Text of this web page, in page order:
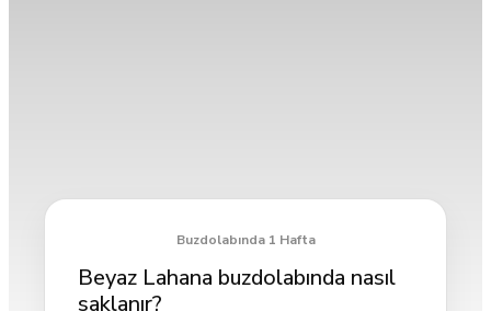
Buzdolabında 1 Hafta
Beyaz Lahana buzdolabında nasıl
saklanır?